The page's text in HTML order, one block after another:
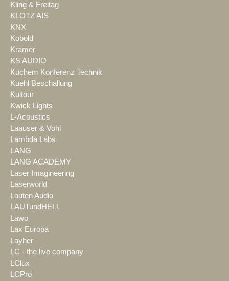
Kling & Freitag
KLOTZ AIS
KNX
Kobold
Kramer
KS AUDIO
Kuchem Konferenz Technik
Kuehl Beschallung
Kultour
Kwick Lights
L-Acoustics
Laauser & Vohl
Lambda Labs
LANG
LANG ACADEMY
Laser Imagineering
Laserworld
Lauten Audio
LAUTundHELL
Lawo
Lax Europa
Layher
LC - the live company
LClux
LCPro